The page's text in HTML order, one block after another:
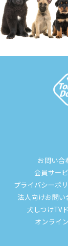
お問い合
会員サー
プライバシーポ
法人向けお問い
犬しつけTV
オンライ